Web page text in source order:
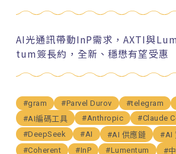
AI光通訊帶動InP需求，AXTI與
tum簽長約，全新、穩懋有望受惠
#gram #Parvel Durov #telegram
#AI編碼工具
#Anthropic
#Claude
#DeepSeek
#AI #AI 供應鏈
#AI
#Coherent
#InP #Lumentum #